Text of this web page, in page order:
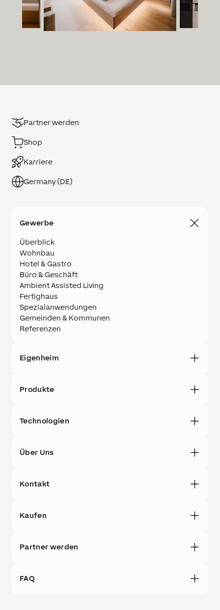
Partner werden
Shop
Karriere
Germany (DE)
Gewerbe
Überblick
Wohnbau
Hotel & Gastro
Büro & Geschäft
Ambient Assisted Living
Fertighaus
Spezialanwendungen
Gemeinden & Kommunen
Referenzen
Eigenheim
Produkte
Technologien
Über Uns
Kontakt
Kaufen
Partner werden
FAQ